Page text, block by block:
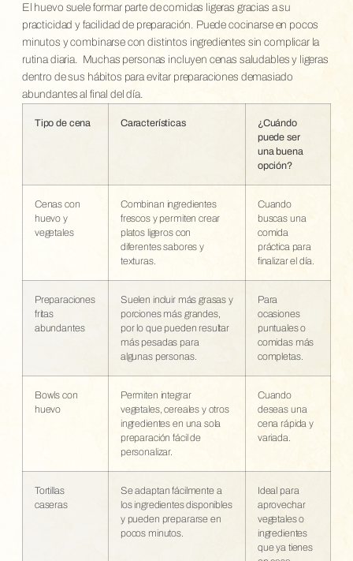
El huevo suele formar parte de comidas ligeras gracias a su
practicidad y facilidad de preparación. Puede cocinarse en pocos
minutos y combinarse con distintos ingredientes sin complicar la
rutina diaria.
Muchas personas incluyen cenas saludables y ligeras
dentro de sus hábitos para evitar preparaciones demasiado
abundantes al final del día.
Tipo de cena Características
¿Cuándo
puede ser
una buena
opción?
Cenas con
huevo y
vegetales
Combinan ingredientes
frescos y permiten crear
platos ligeros con
diferentes sabores y
texturas.
Cuando
buscas una
comida
práctica para
finalizar el día.
Preparaciones
fritas
abundantes
Suelen incluir más grasas y
porciones más grandes,
por lo que pueden resultar
más pesadas para
algunas personas.
Para
ocasiones
puntuales o
comidas más
completas.
Bowls con
huevo
Permiten integrar
vegetales, cereales y otros
ingredientes en una sola
preparación fácil de
personalizar.
Cuando
deseas una
cena rápida y
variada.
Tortillas
caseras
Se adaptan fácilmente a
los ingredientes disponibles
y pueden prepararse en
pocos minutos.
Ideal para
aprovechar
vegetales o
ingredientes
que ya tienes